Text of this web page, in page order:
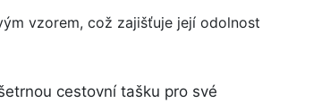
vzorem, což zajišťuje její odolnost
cestovní tašku pro své